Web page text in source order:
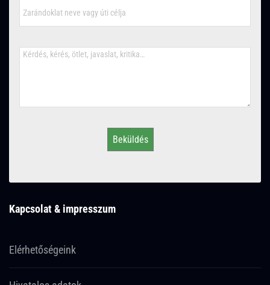
Beküldés
Kapcsolat & impresszum
Elérhetőségeink